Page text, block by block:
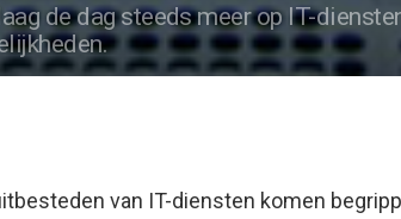
de dag steeds meer op IT-
van IT-diensten komen